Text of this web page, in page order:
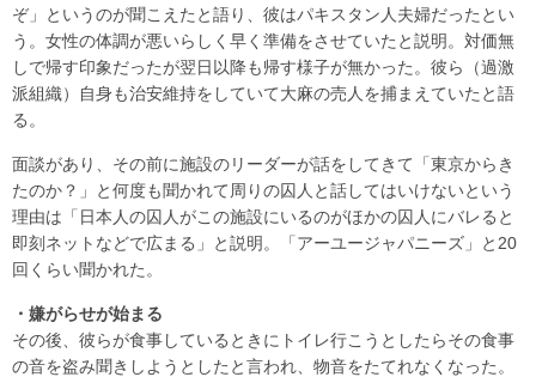
ぞ」というのが聞こえたと語り、彼はパキスタン人夫婦だったとい
う。女性の体調が悪いらしく早く準備をさせていたと説明。対価無
しで帰す印象だったが翌日以降も帰す様子が無かった。彼ら（過激
派組織）自身も治安維持をしていて大麻の売人を捕まえていたと語
る。
面談があり、その前に施設のリーダーが話をしてきて「東京からき
たのか？」と何度も聞かれて周りの囚人と話してはいけないという
理由は「日本人の囚人がこの施設にいるのがほかの囚人にバレると
即刻ネットなどで広まる」と説明。「アーユージャパニーズ」と20
回くらい聞かれた。
・嫌がらせが始まる
その後、彼らが食事しているときにトイレ行こうとしたらその食事
の音を盗み聞きしようとしたと言われ、物音をたてれなくなった。